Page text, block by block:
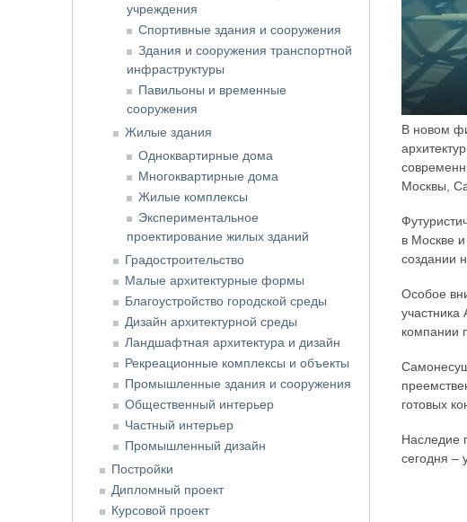
В новом
Москвы,
в Москве
создании
Особое
компании
готовых
Наследие
сегодня –
учреждения
Спортивные здания и сооружения
Здания и сооружения транспортной
инфраструктуры
Павильоны и временные
сооружения
Жилые здания
Одноквартирные дома
Многоквартирные дома
Жилые комплексы
Экспериментальное
проектирование жилых зданий
Градостроительство
Малые архитектурные формы
Благоустройство городской среды
Дизайн архитектурной среды
Ландшафтная архитектура и дизайн
Рекреационные комплексы и объекты
Промышленные здания и сооружения
Общественный интерьер
Частный интерьер
Промышленный дизайн
Постройки
Дипломный проект
Курсовой проект